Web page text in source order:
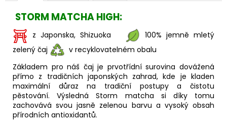
STORM MATCHA HIGH:
z Japonska, Shizuoka
100% jemně mletý
zelený čaj
v recyklovatelném obalu
Základem pro náš čaj je prvotřídní surovina dovážená
přímo z tradičních japonských zahrad, kde je kladen
maximální důraz na tradiční postupy a čistotu
pěstování. Výsledná Storm matcha si díky tomu
zachovává svou jasně zelenou barvu a vysoký obsah
přírodních antioxidantů.